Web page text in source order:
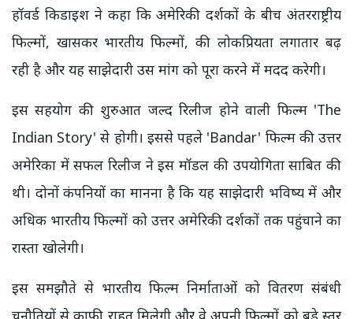
हॉवर्ड किडाइश ने कहा कि अमेरिकी दर्शकों के बीच अंतरराष्ट्रीय
फिल्मों, खासकर भारतीय फिल्मों, की लोकप्रियता लगातार बढ़
रही है और यह साझेदारी उस मांग को पूरा करने में मदद करेगी।
इस सहयोग की शुरुआत जल्द रिलीज होने वाली फिल्म 'The
Indian Story' से होगी। इससे पहले 'Bandar' फिल्म की उत्तर
अमेरिका में सफल रिलीज ने इस मॉडल की उपयोगिता साबित की
थी। दोनों कंपनियों का मानना है कि यह साझेदारी भविष्य में और
अधिक भारतीय फिल्मों को उत्तर अमेरिकी दर्शकों तक पहुंचाने का
रास्ता खोलेगी।
इस समझौते से भारतीय फिल्म निर्माताओं को वितरण संबंधी
चुनौतियों से काफी राहत मिलेगी और वे अपनी फिल्मों को बड़े स्तर